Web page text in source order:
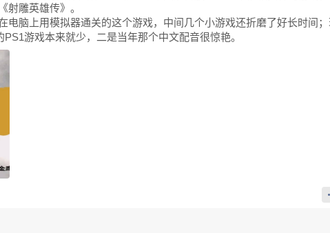
射雕英雄传》。
电脑上用模拟器通关的这个游戏，中间几个小游戏还折磨了好长时间
游戏本来就少，二是当年那个中文配音很惊艳。